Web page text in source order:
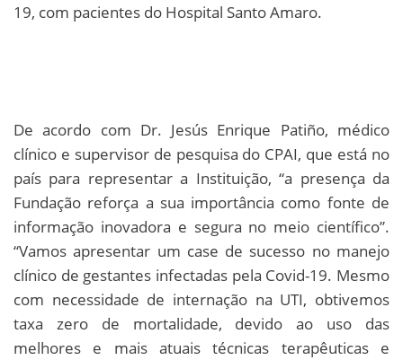
19, com pacientes do Hospital Santo Amaro.
De acordo com Dr. Jesús Enrique Patiño, médico
clínico e supervisor de pesquisa do CPAI, que está no
país para representar a Instituição, “a presença da
Fundação reforça a sua importância como fonte de
informação inovadora e segura no meio científico”.
“Vamos apresentar um case de sucesso no manejo
clínico de gestantes infectadas pela Covid-19. Mesmo
com necessidade de internação na UTI, obtivemos
taxa zero de mortalidade, devido ao uso das
melhores e mais atuais técnicas terapêuticas e